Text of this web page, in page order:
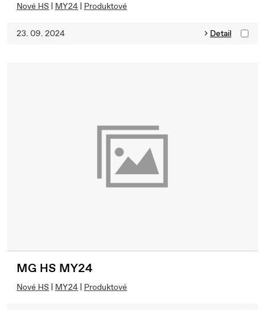
Nové HS | MY24 | Produktové
23. 09. 2024 Detail
MG HS MY24
Nové HS | MY24 | Produktové